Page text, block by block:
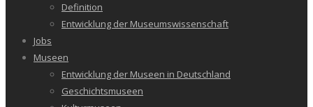
Definition
Entwicklung der Museumswissenschaft
Jobs
Museen
Entwicklung der Museen in Deutschland
Geschichtsmuseen